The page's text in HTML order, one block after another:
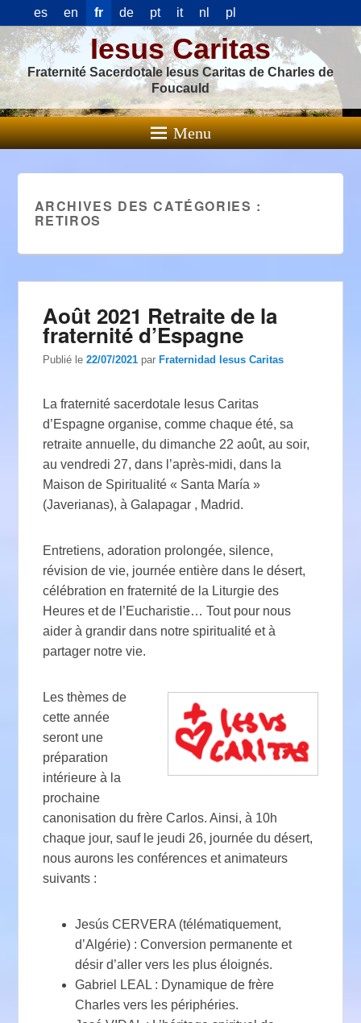
es en fr de pt it nl pl
Iesus Caritas
Fraternité Sacerdotale Iesus Caritas de Charles de
Foucauld
Menu
ARCHIVES DES CATÉGORIES :
RETIROS
Août 2021 Retraite de la
fraternité d’Espagne
Publié le22/07/2021 par Fraternidad Iesus Caritas
La fraternité sacerdotale Iesus Caritas
d’Espagne organise, comme chaque été, sa
retraite annuelle, du dimanche 22 août, au soir,
au vendredi 27, dans l’après-midi, dans la
Maison de Spiritualité « Santa María »
(Javerianas), à Galapagar , Madrid.
Entretiens, adoration prolongée, silence,
révision de vie, journée entière dans le désert,
célébration en fraternité de la Liturgie des
Heures et de l’Eucharistie… Tout pour nous
aider à grandir dans notre spiritualité et à
partager notre vie.
Les thèmes de
cette année
seront une
préparation
intérieure à la
prochaine
canonisation du frère Carlos. Ainsi, à 10h
chaque jour, sauf le jeudi 26, journée du désert,
nous aurons les conférences et animateurs
suivants :
Jesús CERVERA (télématiquement,
d’Algérie) : Conversion permanente et
désir d’aller vers les plus éloignés.
Gabriel LEAL : Dynamique de frère
Charles vers les périphéries.